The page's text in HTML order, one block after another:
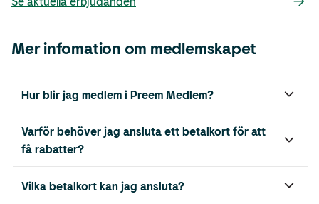
Mer infomation om medlemskapet
Hur blir jag medlem i Preem Medlem?
Varför behöver jag ansluta ett betalkort för att
få rabatter?
Vilka betalkort kan jag ansluta?